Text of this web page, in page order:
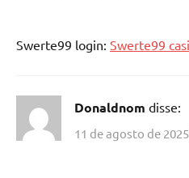
Swerte99 login: Swerte99
Donaldnom disse:
11 de agosto de